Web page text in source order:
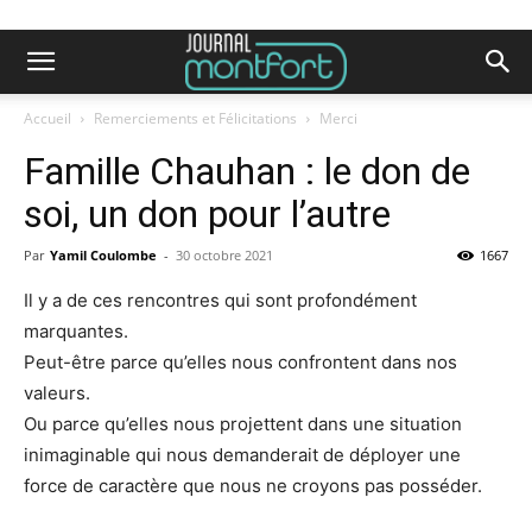
Accueil Remerciements et Félicitations Merci
Famille Chauhan : le don de
soi, un don pour l’autre
Par Yamil Coulombe - 30 octobre 2021 1667
Il y a de ces rencontres qui sont profondément
marquantes.
Peut-être parce qu’elles nous confrontent dans nos
valeurs.
Ou parce qu’elles nous projettent dans une situation
inimaginable qui nous demanderait de déployer une
force de caractère que nous ne croyons pas posséder.